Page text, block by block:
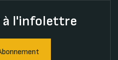
à l'infolettre